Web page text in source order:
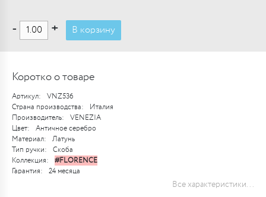
- + В корзину
Коротко о товаре
Артикул:
VNZ536
Страна производства:
Италия
Производитель:
VENEZIA
Цвет:
Античное серебро
Материал:
Латунь
Тип ручки:
Скоба
Коллекция:
#FLORENCE
Гарантия:
24 месяца
Все характеристики...